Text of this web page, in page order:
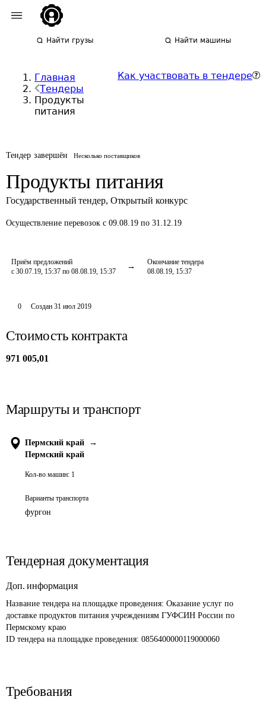
Найти грузы Найти машины
Главная
Тендеры
Продукты
питания
Как участвовать в тендере
Тендер завершён Несколько поставщиков
Продукты питания
Государственный тендер, Открытый конкурс
Осуществление перевозок с 09.08.19 по 31.12.19
Приём предложений
с 30.07.19, 15:37 по 08.08.19, 15:37
Окончание тендера
08.08.19, 15:37
0 Создан 31 июл 2019
Стоимость контракта
971 005,01
Маршруты и транспорт
Пермский край
→
Пермский край
Кол-во машин: 1
Варианты транспорта
фургон
Тендерная документация
Доп. информация
Название тендера на площадке проведения: Оказание услуг по
доставке продуктов питания учреждениям ГУФСИН России по
Пермскому краю
ID тендера на площадке проведения: 0856400000119000060
Требования